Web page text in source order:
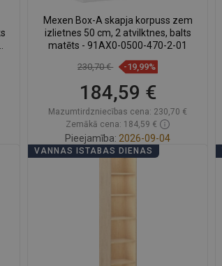
Mexen Box-A skapja korpuss zem
izlietnes 50 cm, 2 atvilktnes, balts
matēts - 91AX0-0500-470-2-01
230,70 € -19,99%
184,59 €
Mazumtirdzniecības cena: 230,70 €
Zemākā cena: 184,59 €
Pieejamība: 2026-09-04
VANNAS ISTABAS DIENAS